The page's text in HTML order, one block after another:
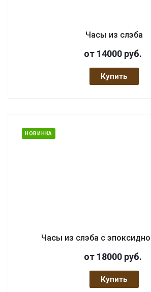
Часы из слэба
от 14000 руб.
Купить
НОВИНКА
Часы из слэба с
от 18000 руб.
Купить